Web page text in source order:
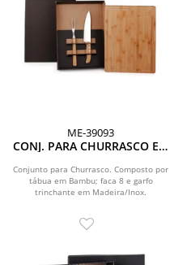
ME-39093
CONJ. PARA CHURRASCO EM
PÇS
Conjunto para Churrasco. Composto por
tábua em Bambu; faca 8 e garfo
trinchante em Madeira/Inox.